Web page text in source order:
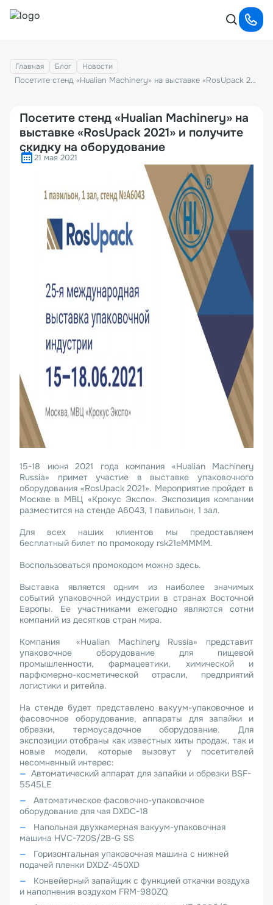
Главная Блог Новости
Посетите стенд «Hualian Machinery» на выставке «RosUpack 2021» и получите скидку на оборудование
Посетите стенд «Hualian Machinery» на
выставке «RosUpack 2021» и получите
скидку на оборудование
21 мая 2021
15-18 июня 2021 года компания «Hualian Machinery
Russia» примет участие в выставке упаковочного
оборудования «RosUpack 2021». Мероприятие пройдет в
Москве в МВЦ «Крокус Экспо». Экспозиция компании
разместится на стенде А6043, 1 павильон, 1 зал.
Для всех наших клиентов мы предоставляем
бесплатный билет по промокоду rsk21eMMMM.
Воспользоваться промокодом можно здесь.
Выставка является одним из наиболее значимых
событий упаковочной индустрии в странах Восточной
Европы. Ее участниками ежегодно являются сотни
компаний из десятков стран мира.
Компания «Hualian Machinery Russia» представит
упаковочное оборудование для пищевой
промышленности, фармацевтики, химической и
парфюмерно-косметической отрасли, предприятий
логистики и ритейла.
На стенде будет представлено вакуум-упаковочное и
фасовочное оборудование, аппараты для запайки и
обрезки, термоусадочное оборудование. Для
экспозиции отобраны как известных хиты продаж, так и
новые модели, которые вызовут у посетителей
несомненный интерес:
Автоматический аппарат для запайки и обрезки BSF-
5545LE
Автоматическое фасовочно-упаковочное
оборудование для чая DXDC-18
Напольная двухкамерная вакуум-упаковочная
машина HVC-720S/2B-G SS
Горизонтальная упаковочная машина с нижней
подачей пленки DXDZ-450XD
Конвейерный запайщик с функцией откачки воздуха
и наполнения воздухом FRM-980ZQ